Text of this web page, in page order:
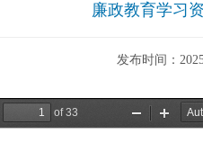
廉政教育学习
发布时间：